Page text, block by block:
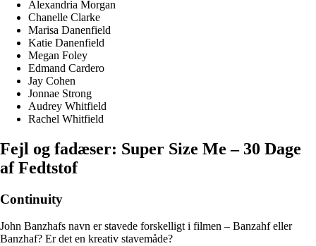
Alexandria Morgan
Chanelle Clarke
Marisa Danenfield
Katie Danenfield
Megan Foley
Edmand Cardero
Jay Cohen
Jonnae Strong
Audrey Whitfield
Rachel Whitfield
Fejl og fadæser: Super Size Me – 30 Dage
af Fedtstof
Continuity
John Banzhafs navn er stavede forskelligt i filmen – Banzahf eller
Banzhaf? Er det en kreativ stavemåde?